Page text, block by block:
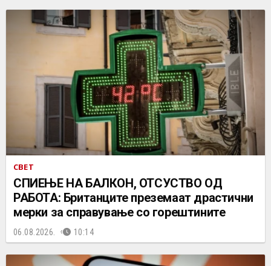
СВЕТ
СПИЕЊЕ НА БАЛКОН, ОТСУСТВО ОД
РАБОТА: Британците преземаат драстични
мерки за справување со горештините
06.08.2026. 10:14